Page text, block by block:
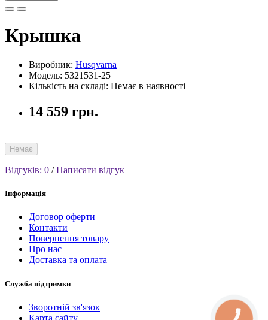
Крышка
Виробник: Husqvarna
Модель: 5321531-25
Кількість на складі: Немає в наявності
14 559 грн.
Немає
Відгуків: 0 /Написати відгук
Інформація
Договор оферти
Контакти
Повернення товару
Про нас
Доставка та оплата
Служба підтримки
Зворотній зв'язок
Карта сайту
КНОПКА